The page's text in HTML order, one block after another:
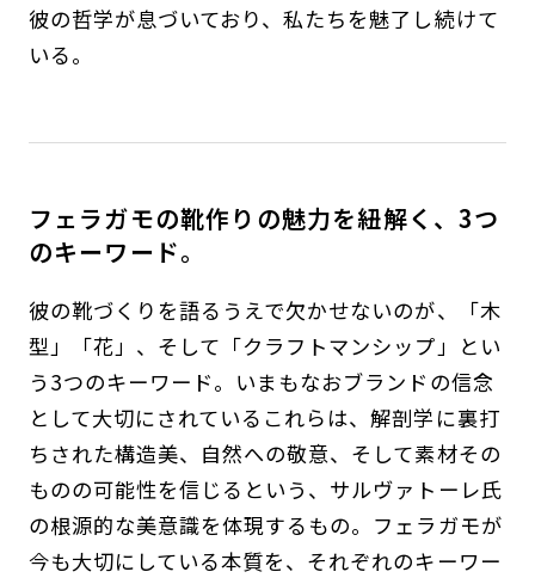
彼の哲学が息づいており、私たちを魅了し続けて
いる。
フェラガモの靴作りの魅力を紐解く、3つ
のキーワード。
彼の靴づくりを語るうえで欠かせないのが、「木
型」「花」、そして「クラフトマンシップ」とい
う3つのキーワード。いまもなおブランドの信念
として大切にされているこれらは、解剖学に裏打
ちされた構造美、自然への敬意、そして素材その
ものの可能性を信じるという、サルヴァトーレ氏
の根源的な美意識を体現するもの。フェラガモが
今も大切にしている本質を、それぞれのキーワー